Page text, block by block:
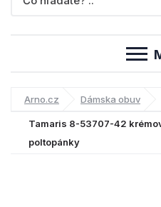
Arno.cz Dámska obuv
Tamaris 8-53707-42
poltopánky